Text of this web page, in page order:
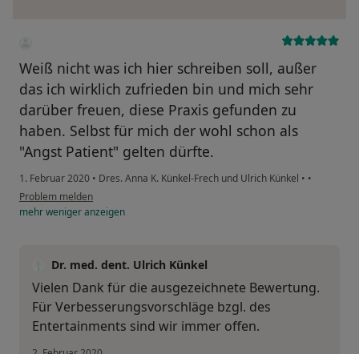
Weiß nicht was ich hier schreiben soll, außer
das ich wirklich zufrieden bin und mich sehr
darüber freuen, diese Praxis gefunden zu
haben. Selbst für mich der wohl schon als
"Angst Patient" gelten dürfte.
1. Februar 2020 • Dres. Anna K. Künkel-Frech und Ulrich Künkel • •
Problem melden
mehrwenigeranzeigen
Dr. med. dent. Ulrich Künkel
Vielen Dank für die ausgezeichnete Bewertung.
Für Verbesserungsvorschläge bzgl. des
Entertainments sind wir immer offen.